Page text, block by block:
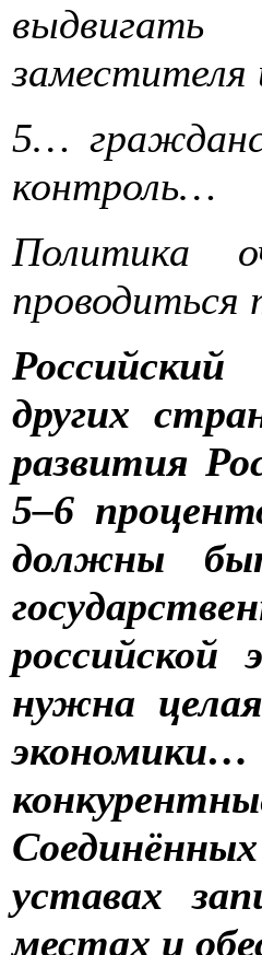
выдвигать
5…
контроль…
Политика
проводиться
других
развития
5–6
должны
нужна
уставах
местах и